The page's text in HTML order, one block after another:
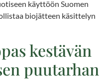
käyttöön Suomen
biojätteen käsittelyn
kestävän
puutarhan